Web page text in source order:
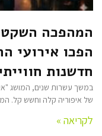
הפכו אירועי
חדשנות
במשך עשרות שנים, המושג
של איפוריה קלה וחשש קל.
לקריאה »